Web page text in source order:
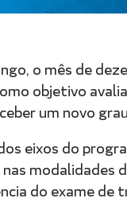
o mês de
objetivo
um novo
eixos do
do exame de